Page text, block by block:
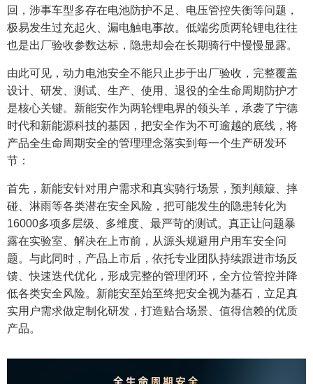
回，涉事车型多存在电池防护不足、电压管控失衡等问题，
极易发生过充起火、漏电触电事故。低端劣质两轮锂电往往
也是出厂验收参数达标，隐患却会在长期骑行中慢慢显露。
由此可见，动力电池安全不能只止步于出厂验收，完整覆盖
设计、研发、测试、生产、使用、退役的全生命周期防护才
是核心关键。新能安作为两轮锂电界的领头羊，承袭了宁德
时代和新能源科技的基因，把安全作为不可逾越的底线，将
产品全生命周期安全的管理理念落实到每一个生产研发环
节：
首先，新能安针对用户需求和真实骑行场景，预判颠簸、摔
碰、淋雨等各类潜在安全风险，把可能发生的隐患转化为
16000多项多层级、多维度、最严苛的测试。真正让问题暴
露在实验室、解决在上市前，从源头规避用户用车安全问
题。与此同时，产品上市后，依托专业团队持续跟进市场反
馈、快速迭代优化，形成完整的管理闭环，全方位管控并降
低各类安全风险。新能安至始至终把安全视为基石，立足真
实用户需求做定制化研发，打造贴合场景、值得信赖的优质
产品。